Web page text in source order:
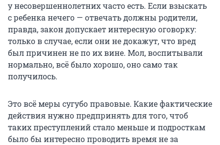
у несовершеннолетних часто есть. Если взыскать
с ребенка нечего — отвечать должны родители,
правда, закон допускает интересную оговорку:
только в случае, если они не докажут, что вред
был причинен не по их вине. Мол, воспитывали
нормально, всё было хорошо, оно само так
получилось.
Это всё меры сугубо правовые. Какие фактические
действия нужно предпринять для того, чтоб
таких преступлений стало меньше и подросткам
было бы интересно проводить время не за